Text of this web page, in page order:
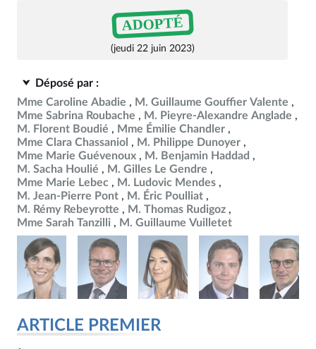
ADOPTÉ
(jeudi 22 juin 2023)
Déposé par :
Mme Caroline Abadie
M. Guillaume Gouffier Valente
Mme Sabrina Roubache
M. Pieyre-Alexandre Anglade
M. Florent Boudié
Mme Émilie Chandler
Mme Clara Chassaniol
M. Philippe Dunoyer
Mme Marie Guévenoux
M. Benjamin Haddad
M. Sacha Houlié
M. Gilles Le Gendre
Mme Marie Lebec
M. Ludovic Mendes
M. Jean-Pierre Pont
M. Éric Poulliat
M. Rémy Rebeyrotte
M. Thomas Rudigoz
Mme Sarah Tanzilli
M. Guillaume Vuilletet
ARTICLE PREMIER